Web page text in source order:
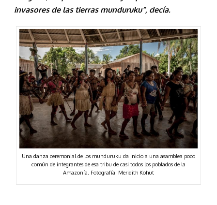
invasores de las tierras munduruku”, decía.
Una danza ceremonial de los munduruku da inicio a una asamblea poco
común de integrantes de esa tribu de casi todos los poblados de la
Amazonía. Fotografía: Meridith Kohut